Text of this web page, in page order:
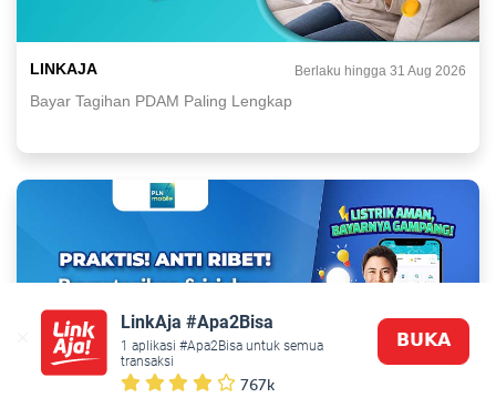
LINKAJA Berlaku hingga 31 Aug 2026
Bayar Tagihan PDAM Paling Lengkap
LinkAja #Apa2Bisa
1 aplikasi #Apa2Bisa untuk semua
transaksi
767k
𝗕𝗨𝗞𝗔